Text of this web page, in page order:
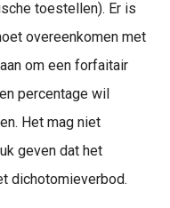
toestellen). Er is
overeenkomen met
om een forfaitair
percentage wil
Het mag niet
geven dat het
dichotomieverbod.